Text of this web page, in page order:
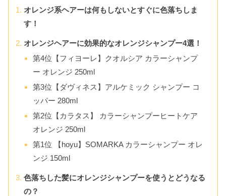
オレンジ系ヘアーは何もしないとすぐに色落ちしま
す！
オレンジヘアーに効果的なオレンジシャンプー4選！
第4位【フィヨーレ】クオルシア カラーシャンプ
ー オレンジ 250ml
第3位【ダヴィネス】アルケミック シャンプー コ
ッパー 280ml
第2位【カラタス】 カラーシャンプーヒートケア
オレンジ 250ml
第1位 【hoyu】SOMARKA カラーシャンプー オレ
ンジ 150ml
色落ちした髪にオレンジシャンプーを使うとどうなる
の？